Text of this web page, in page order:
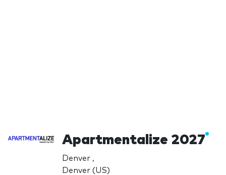
Apartmentalize 2027
Denver ,
Denver (US)